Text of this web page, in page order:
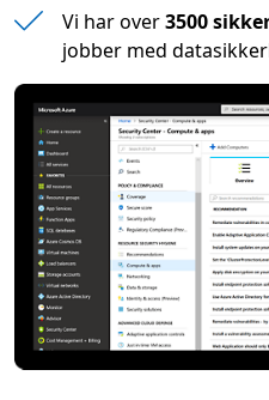
Vi har over3500
jobber med